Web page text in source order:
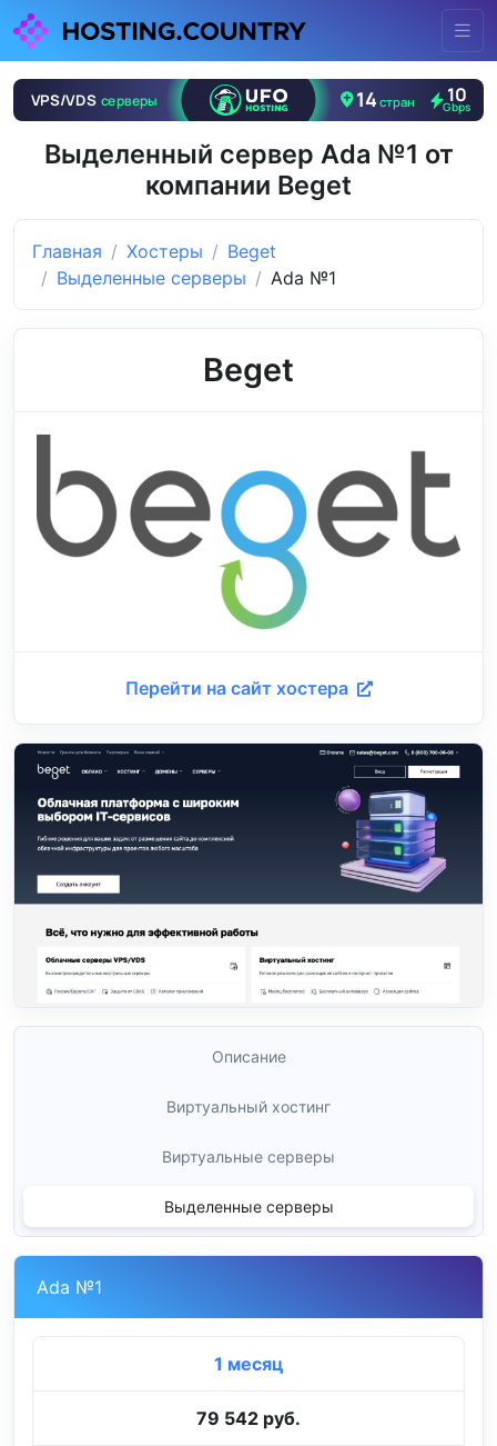
Выделенный сервер Ada №1 от
компании Beget
Главная Хостеры
Beget
Выделенные серверы
Ada №1
Beget
Перейти на сайт хостера
Описание
Виртуальный хостинг
Виртуальные серверы
Выделенные серверы
Ada №1
1 месяц
79 542 руб.